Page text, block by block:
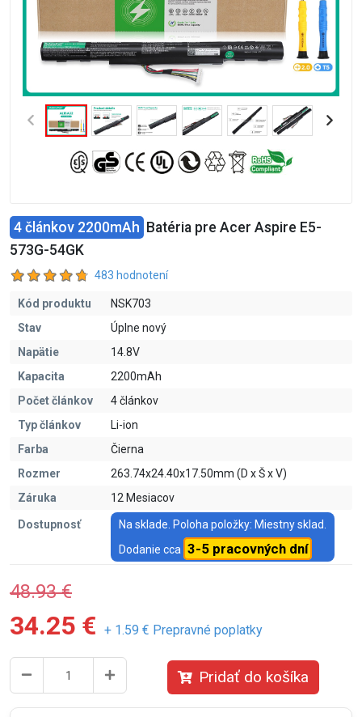
4 článkov 2200mAh Batéria pre Acer Aspire E5-
573G-54GK
483 hodnotení
Kód produktu
NSK703
Stav
Úplne nový
Napätie
14.8V
Kapacita
2200mAh
Počet článkov
4 článkov
Typ článkov
Li-ion
Farba
Čierna
Rozmer
263.74x24.40x17.50mm (D x Š x V)
Záruka
12 Mesiacov
Dostupnosť
Na sklade. Poloha položky: Miestny sklad.
Dodanie cca 3-5 pracovných dní
48.93 €
34.25 € + 1.59 € Prepravné poplatky
Pridať do košíka